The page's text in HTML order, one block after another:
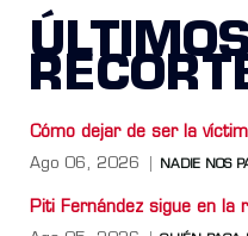
Cómo dejar de ser la
Ago 06, 2026 NADIE NOS
Piti Fernández sigue en la